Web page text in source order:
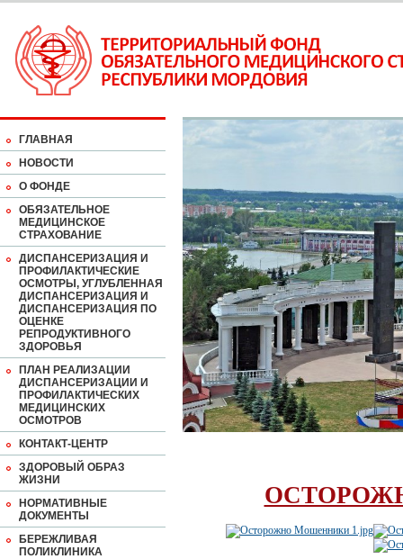
ГЛАВНАЯ
НОВОСТИ
О ФОНДЕ
ОБЯЗАТЕЛЬНОЕ
МЕДИЦИНСКОЕ
СТРАХОВАНИЕ
ДИСПАНСЕРИЗАЦИЯ И
ПРОФИЛАКТИЧЕСКИЕ
ОСМОТРЫ, УГЛУБЛЕННАЯ
ДИСПАНСЕРИЗАЦИЯ И
ДИСПАНСЕРИЗАЦИЯ ПО
ОЦЕНКЕ
РЕПРОДУКТИВНОГО
ЗДОРОВЬЯ
ПЛАН РЕАЛИЗАЦИИ
ДИСПАНСЕРИЗАЦИИ И
ПРОФИЛАКТИЧЕСКИХ
МЕДИЦИНСКИХ
ОСМОТРОВ
КОНТАКТ-ЦЕНТР
ЗДОРОВЫЙ ОБРАЗ
ЖИЗНИ
НОРМАТИВНЫЕ
ДОКУМЕНТЫ
БЕРЕЖЛИВАЯ
ПОЛИКЛИНИКА